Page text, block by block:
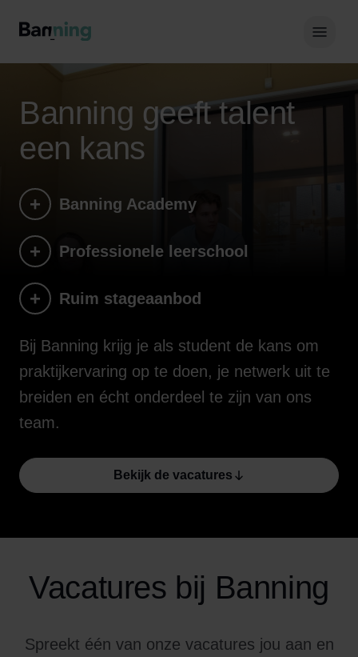
Banning geeft talent
een kans
Banning Academy
Professionele leerschool
Ruim stageaanbod
Bij Banning krijg je als student de kans om
praktijkervaring op te doen, je netwerk uit te
breiden en écht onderdeel te zijn van ons
team.
Bekijk de vacatures
Vacatures bij Banning
Spreekt één van onze vacatures jou aan en